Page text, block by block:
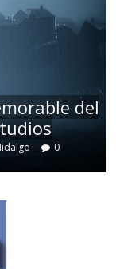
del
0